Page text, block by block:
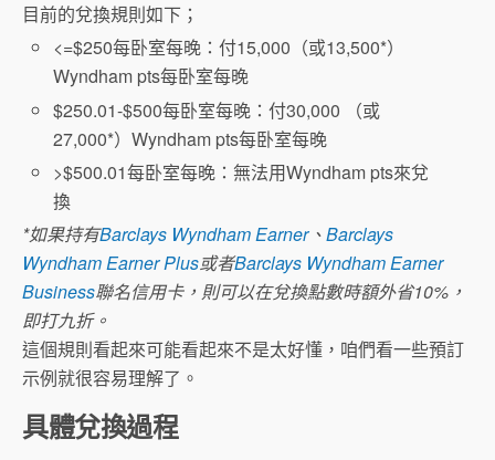
目前的兌換規則如下；
<=$250每卧室每晚：付15,000（或13,500*）
Wyndham pts每卧室每晚
$250.01-$500每卧室每晚：付30,000 （或
27,000*）Wyndham pts每卧室每晚
>$500.01每卧室每晚：無法用Wyndham pts來兌
換
*如果持有Barclays Wyndham Earner、Barclays
Wyndham Earner Plus或者Barclays Wyndham Earner
Business聯名信用卡，則可以在兌換點數時額外省10%，
即打九折。
這個規則看起來可能看起來不是太好懂，咱們看一些預訂
示例就很容易理解了。
具體兌換過程